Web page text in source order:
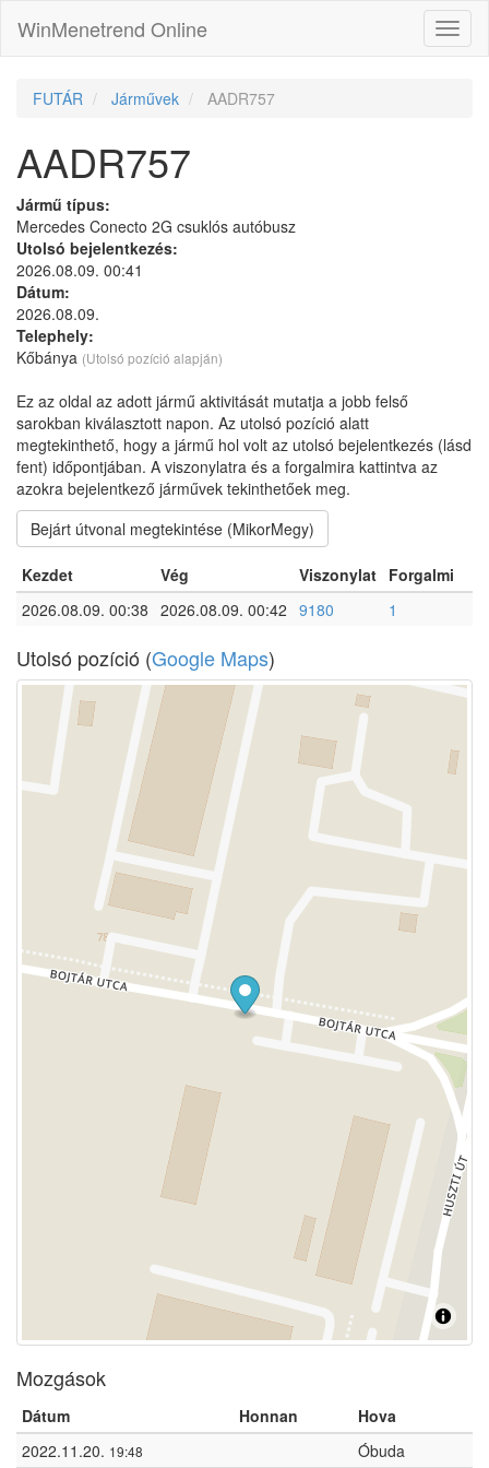
WinMenetrend Online
FUTÁR Járművek AADR757
AADR757
Jármű típus:
Mercedes Conecto 2G csuklós autóbusz
Utolsó bejelentkezés:
2026.08.09. 00:41
Dátum:
2026.08.09.
Telephely:
Kőbánya (Utolsó pozíció alapján)
Ez az oldal az adott jármű aktivitását mutatja a jobb felső
sarokban kiválasztott napon. Az utolsó pozíció alatt
megtekinthető, hogy a jármű hol volt az utolsó bejelentkezés (lásd
fent) időpontjában. A viszonylatra és a forgalmira kattintva az
azokra bejelentkező járművek tekinthetőek meg.
Bejárt útvonal megtekintése (MikorMegy)
Kezdet Vég Viszonylat Forgalmi
2026.08.09. 00:38 2026.08.09. 00:42 9180 1
Utolsó pozíció (Google Maps)
Mozgások
Dátum Honnan
Hova
2022.11.20. 19:48 Óbuda